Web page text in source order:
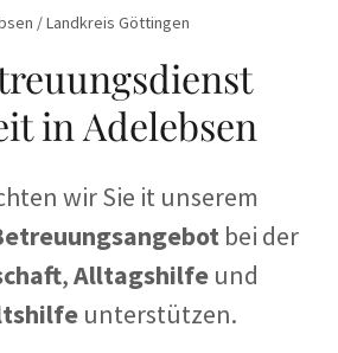
/ Landkreis Göttingen
in Adelebsen
wir Sie it unserem
bei der
,Alltagshilfe und
unterstützen.